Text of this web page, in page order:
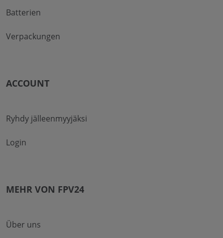
Batterien
Verpackungen
ACCOUNT
Ryhdy jälleenmyyjäksi
Login
MEHR VON FPV24
Über uns